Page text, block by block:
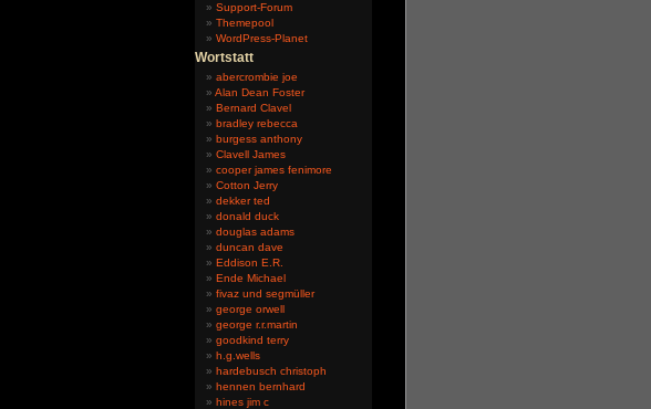
Support-Forum
Themepool
WordPress-Planet
Wortstatt
abercrombie joe
Alan Dean Foster
Bernard Clavel
bradley rebecca
burgess anthony
Clavell James
cooper james fenimore
Cotton Jerry
dekker ted
donald duck
douglas adams
duncan dave
Eddison E.R.
Ende Michael
fivaz und segmüller
george orwell
george r.r.martin
goodkind terry
h.g.wells
hardebusch christoph
hennen bernhard
hines jim c